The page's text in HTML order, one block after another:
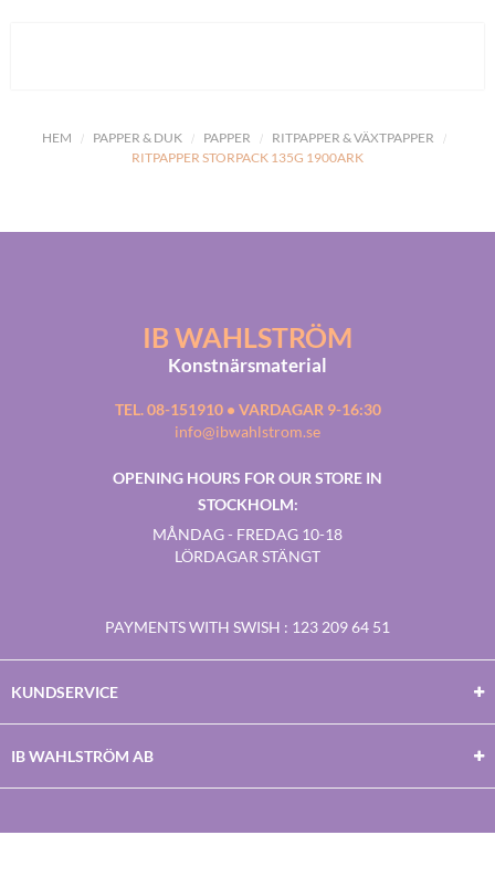
HEM PAPPER & DUK PAPPER
RITPAPPER & VÄXTPAPPER
RITPAPPER STORPACK 135G 1900ARK
IB WAHLSTRÖM
Konstnärsmaterial
TEL. 08-151910 • VARDAGAR 9-16:30
info@ibwahlstrom.se
OPENING HOURS FOR OUR STORE IN
STOCKHOLM:
MÅNDAG - FREDAG 10-18
LÖRDAGAR STÄNGT
PAYMENTS WITH SWISH : 123 209 64 51
KUNDSERVICE
IB WAHLSTRÖM AB
Facebook
TwitterYoutubeInstagram